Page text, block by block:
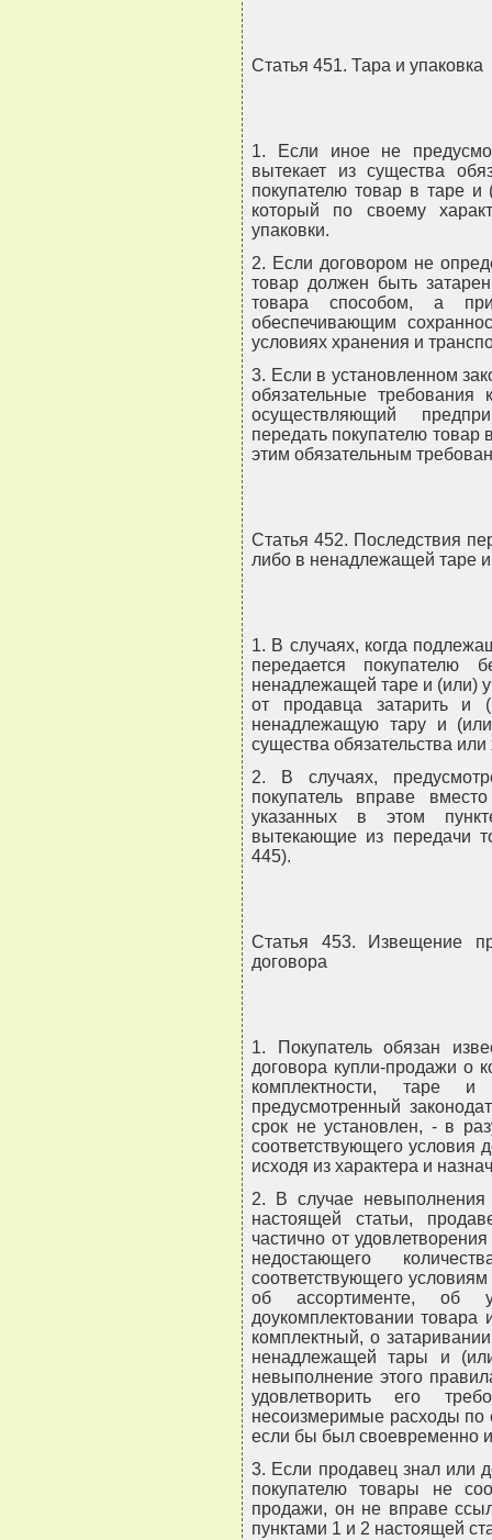
Статья 451. Тара и упаковка
1. Если иное не
вытекает из существа
покупателю товар в таре и
который по своему
упаковки.
2. Если договором не
товар должен быть
товара способом, а
обеспечивающим
условиях хранения и
3. Если в установленном
обязательные
осуществляющий
передать покупателю товар
этим обязательным
Статья 452. Последствия
либо в ненадлежащей таре и
1. В случаях, когда
передается
ненадлежащей таре и (или)
от продавца затарить и
ненадлежащую тару и
существа обязательства
2. В случаях,
покупатель вправе
указанных в этом
вытекающие из передачи
445).
Статья 453. Извещение
договора
1. Покупатель обязан
договора купли-продажи о
комплектности, таре
предусмотренный
срок не установлен, - в
соответствующего условия
исходя из характера и
2. В случае невыполнения
настоящей статьи,
частично от
недостающего
соответствующего
об ассортименте, об
доукомплектовании товара
комплектный, о
ненадлежащей тары и
невыполнение этого
удовлетворить его
несоизмеримые расходы по
если бы был своевременно
3. Если продавец знал или
покупателю товары не
продажи, он не вправе
пунктами 1 и 2 настоящей